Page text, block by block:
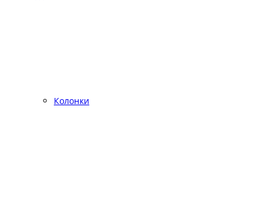
Колонки